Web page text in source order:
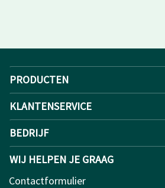
PRODUCTEN
KLANTENSERVICE
BEDRIJF
WIJ HELPEN JE GRAAG
Contactformulier